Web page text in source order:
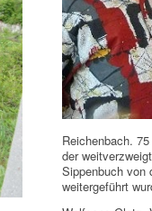
Reichenbach.
der
Sippenbuch von
weitergeführt